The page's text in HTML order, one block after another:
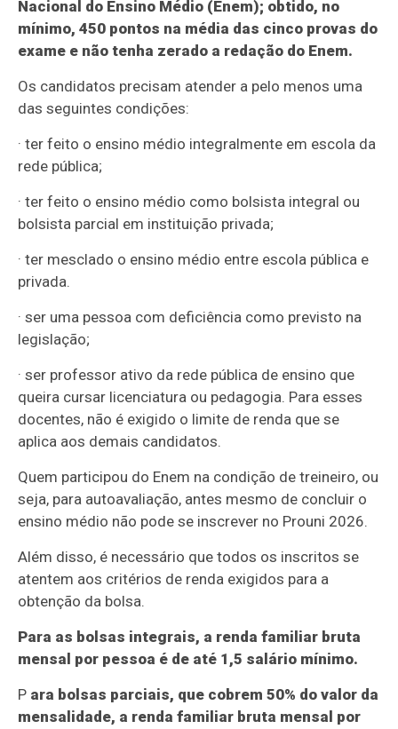
Nacional do Ensino Médio (Enem); obtido, no
mínimo, 450 pontos na média das cinco provas do
exame e não tenha zerado a redação do Enem.
Os candidatos precisam atender a pelo menos uma
das seguintes condições:
· ter feito o ensino médio integralmente em escola da
rede pública;
· ter feito o ensino médio como bolsista integral ou
bolsista parcial em instituição privada;
· ter mesclado o ensino médio entre escola pública e
privada.
· ser uma pessoa com deficiência como previsto na
legislação;
· ser professor ativo da rede pública de ensino que
queira cursar licenciatura ou pedagogia. Para esses
docentes, não é exigido o limite de renda que se
aplica aos demais candidatos.
Quem participou do Enem na condição de treineiro, ou
seja, para autoavaliação, antes mesmo de concluir o
ensino médio não pode se inscrever no Prouni 2026.
Além disso, é necessário que todos os inscritos se
atentem aos critérios de renda exigidos para a
obtenção da bolsa.
Para as bolsas integrais, a renda familiar bruta
mensal por pessoa é de até 1,5 salário mínimo.
P ara bolsas parciais, que cobrem 50% do valor da
mensalidade, a renda familiar bruta mensal por